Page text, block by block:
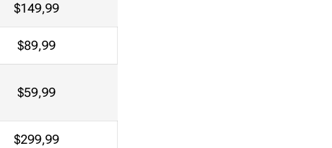
$149,99
$89,99
$59,99
$299,99